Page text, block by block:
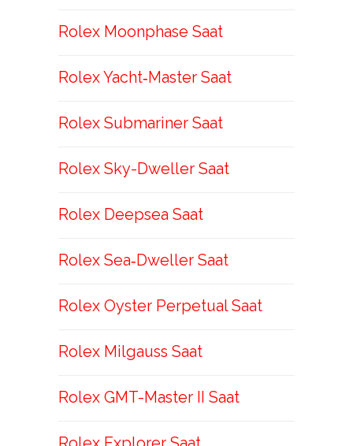
Rolex Moonphase Saat
Rolex Yacht‑Master Saat
Rolex Submariner Saat
Rolex Sky-Dweller Saat
Rolex Deepsea Saat
Rolex Sea‑Dweller Saat
Rolex Oyster Perpetual Saat
Rolex Milgauss Saat
Rolex GMT-Master II Saat